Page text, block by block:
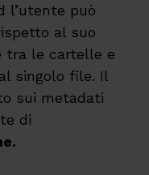
l’utente può
al suo
tra le cartelle e
singolo file. Il
sui metadati
di